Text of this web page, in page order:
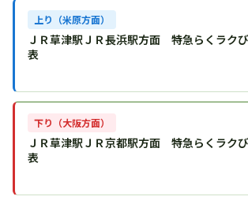
上り（米原方面）
ＪＲ草津駅ＪＲ長浜駅方面 特急らくラク
表
下り（大阪方面）
ＪＲ草津駅ＪＲ京都駅方面 特急らくラク
表